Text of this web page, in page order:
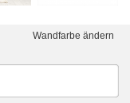
Wandfarbe ändern